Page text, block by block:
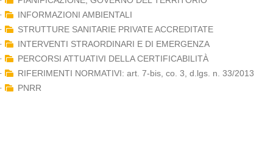
INFORMAZIONI AMBIENTALI
STRUTTURE SANITARIE PRIVATE ACCREDITATE
INTERVENTI STRAORDINARI E DI EMERGENZA
PERCORSI ATTUATIVI DELLA CERTIFICABILITÀ
RIFERIMENTI NORMATIVI: art. 7-bis, co. 3, d.lgs. n. 33/2013
PNRR